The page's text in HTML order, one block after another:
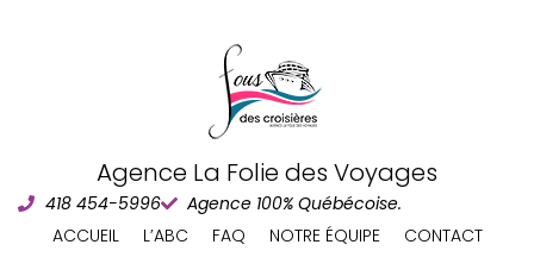
Agence La Folie des Voyages
418 454-5996
Agence 100% Québécoise.
ACCUEIL
L’ABC FAQ NOTRE ÉQUIPE CONTACT